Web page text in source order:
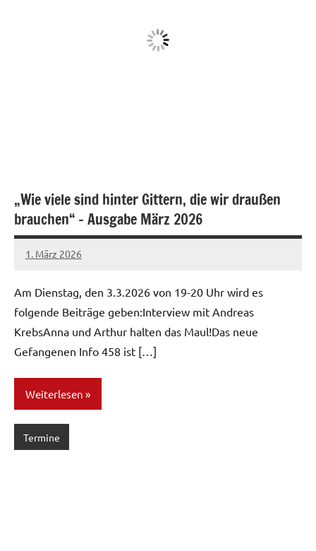
„Wie viele sind hinter Gittern, die wir draußen
brauchen“ – Ausgabe März 2026
1. März 2026
network
Am Dienstag, den 3.3.2026 von 19-20 Uhr wird es
folgende Beiträge geben:Interview mit Andreas
KrebsAnna und Arthur halten das Maul!Das neue
Gefangenen Info 458 ist […]
Weiterlesen
Termine